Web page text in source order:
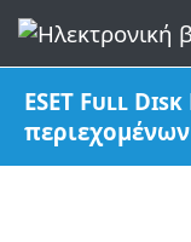
ESET Full
περιεχομένων